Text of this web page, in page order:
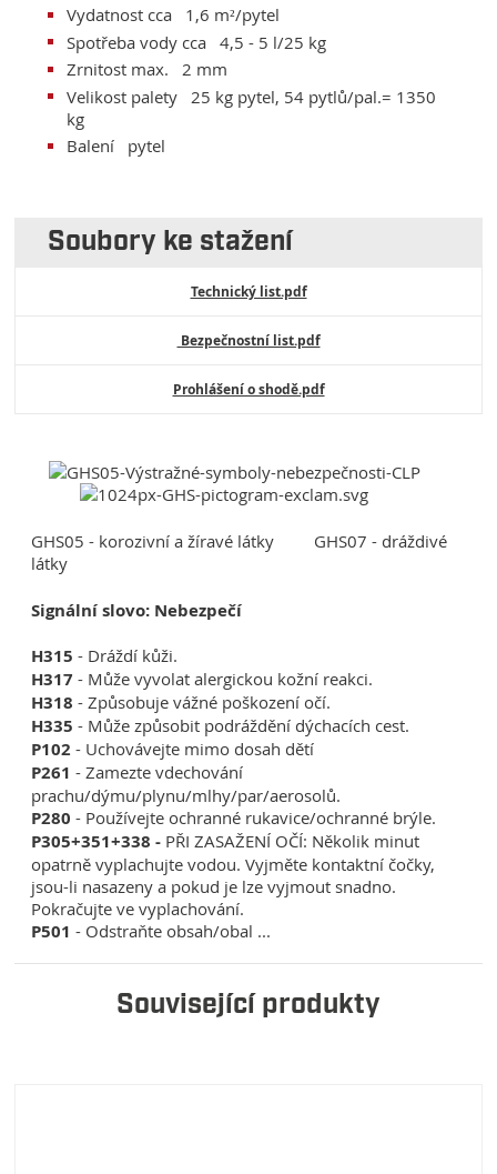
Vydatnost cca 1,6 m²/pytel
Spotřeba vody cca 4,5 - 5 l/25 kg
Zrnitost max. 2 mm
Velikost palety 25 kg pytel, 54 pytlů/pal.= 1350
kg
Balení pytel
Soubory ke stažení
Technický list.pdf
Bezpečnostní list.pdf
Prohlášení o shodě.pdf
GHS05 - korozivní a žíravé látky GHS07 - dráždivé
látky
Signální slovo: Nebezpečí
H315 - Dráždí kůži.
H317 - Může vyvolat alergickou kožní reakci.
H318 - Způsobuje vážné poškození očí.
H335 - Může způsobit podráždění dýchacích cest.
P102 - Uchovávejte mimo dosah dětí
P261 - Zamezte vdechování
prachu/dýmu/plynu/mlhy/par/aerosolů.
P280 - Používejte ochranné rukavice/ochranné brýle.
P305+351+338 - PŘI ZASAŽENÍ OČÍ: Několik minut
opatrně vyplachujte vodou. Vyjměte kontaktní čočky,
jsou-li nasazeny a pokud je lze vyjmout snadno.
Pokračujte ve vyplachování.
P501 - Odstraňte obsah/obal ...
Související produkty